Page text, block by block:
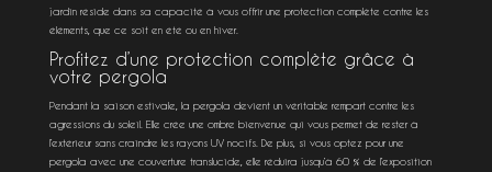
jardin réside dans sa capacité à vous offrir une protection complète contre les
éléments, que ce soit en été ou en hiver.
Profitez d’une protection complète grâce à
votre pergola
Pendant la saison estivale, la pergola devient un véritable rempart contre les
agressions du soleil. Elle crée une ombre bienvenue qui vous permet de rester à
l’extérieur sans craindre les rayons UV nocifs. De plus, si vous optez pour une
pergola avec une couverture translucide, elle réduira jusqu’à 60 % de l’exposition